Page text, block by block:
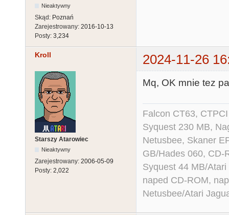
Nieaktywny
Skąd: Poznań
Zarejestrowany: 2016-10-13
Posty: 3,234
Kroll 2024-11-26
Starszy Atarowiec
Nieaktywny
Zarejestrowany: 2006-05-09
Posty: 2,022
Mq, OK mnie tez
Falcon CT63,
Syquest 230 MB,
Netusbee, Skaner
GB/Hades 060, CD-
Syquest 44 MB/
naped CD-ROM,
Netusbee/Atari